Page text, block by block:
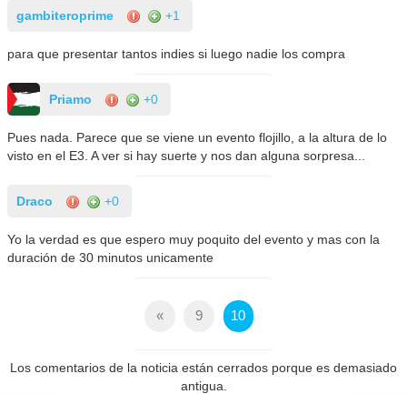
gambiteroprime +1
para que presentar tantos indies si luego nadie los compra
Priamo +0
Pues nada. Parece que se viene un evento flojillo, a la altura de lo
visto en el E3. A ver si hay suerte y nos dan alguna sorpresa...
Draco +0
Yo la verdad es que espero muy poquito del evento y mas con la
duración de 30 minutos unicamente
« 9 10
Los comentarios de la noticia están cerrados porque es demasiado
antigua.